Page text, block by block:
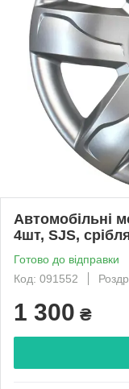
Автомобільні
4шт, SJS,
Готово до відправки
Код: 091552
1 300 ₴